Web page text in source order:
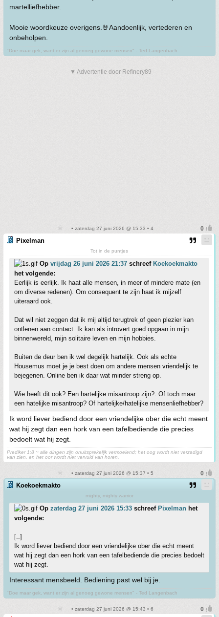
martelliefhebber.
Mooie woordkeuze overigens.🤘Aandoenlijk, vertederen en
onbeholpen.
"Doe maar gek, want er zijn al genoeg gewone mensen" - Ted Langenbach
▼ Advertentie door Refinery89
• zaterdag 27 juni 2026 @ 15:33 • 4
Pixelman
Tot in de puntjes
Op vrijdag 26 juni 2026 21:37 schreef Koekoekmakto
het volgende:
Eerlijk is eerlijk. Ik haat alle mensen, in meer of mindere mate (en
om diverse redenen). Om consequent te zijn haat ik mijzelf
uiteraard ook.
Dat wil niet zeggen dat ik mij altijd terugtrek of geen plezier kan
ontlenen aan contact. Ik kan als introvert goed opgaan in mijn
binnenwereld, mijn solitaire leven en mijn hobbies.
Buiten de deur ben ik wel degelijk hartelijk. Ook als echte
Housemus moet je je best doen om andere mensen vriendelijk te
bejegenen. Online ben ik daar wat minder streng op.
Wie heeft dit ook? Een hartelijke misantroop zijn?. Of toch maar
een hatelijke misantroop? Of hartelijke/hatelijke mensenliefhebber?
Ik word liever bediend door een vriendelijke ober die echt meent
wat hij zegt dan een hork van een tafelbediende die precies
bedoelt wat hij zegt.
Prediker 1:8 ~ alle dingen zijn onuitsprekelijk vermoeiend; het oog wordt niet verzadigd
van zien, en het oor wordt niet vervuld van horen.
• zaterdag 27 juni 2026 @ 15:37 • 5
Koekoekmakto
mighty, mighty warrior
Op zaterdag 27 juni 2026 15:33 schreef Pixelman het
volgende:
[..]
Ik word liever bediend door een vriendelijke ober die echt meent
wat hij zegt dan een hork van een tafelbediende die precies bedoelt
wat hij zegt.
Interessant mensbeeld. Bediening past wel bij je.
"Doe maar gek, want er zijn al genoeg gewone mensen" - Ted Langenbach
• zaterdag 27 juni 2026 @ 15:43 • 6